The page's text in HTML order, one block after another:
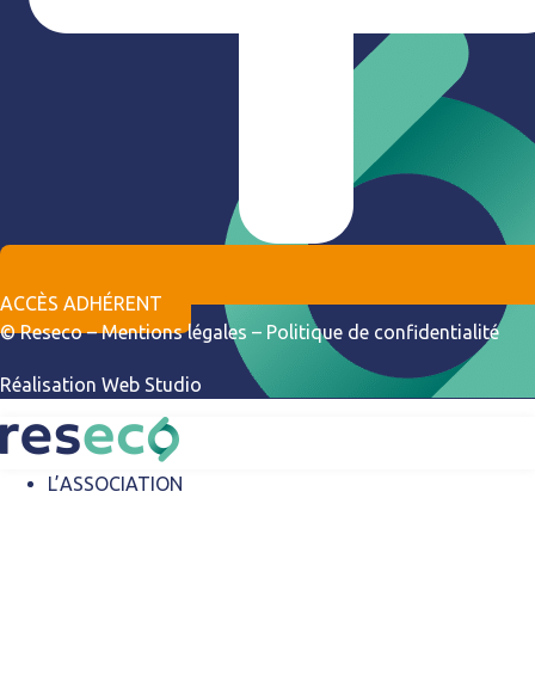
ACCÈS ADHÉRENT
© Reseco –Mentions légales – Politique de confidentialité
Réalisation Web Studio
L’ASSOCIATION